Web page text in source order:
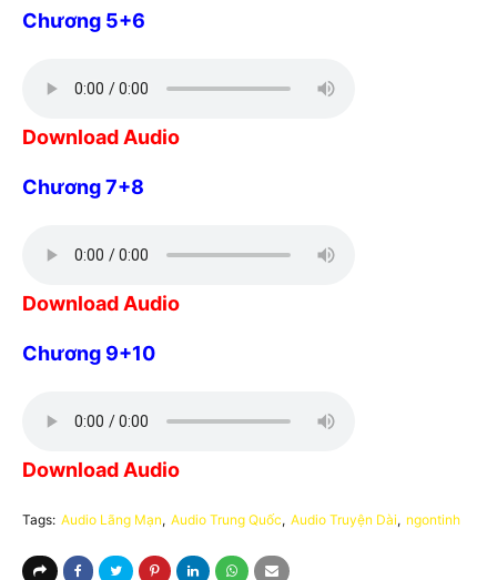
Chương 5+6
Download Audio
Chương 7+8
Download Audio
Chương 9+10
Download Audio
Tags: Audio Lãng Mạn Audio Trung Quốc Audio Truyện Dài ngontinh